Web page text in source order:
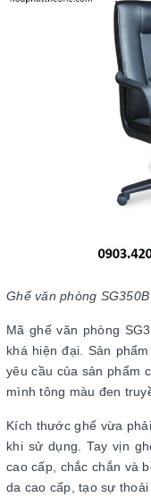
Ghế văn phòng SG350B
Mã ghế văn phòng
khá hiện đại. Sản
yêu cầu của sản phẩm
mình tông màu đen
Kích thước ghế vừa
khi sử dụng. Tay vịn
cao cấp, chắc chắn và
da cao cấp, tạo sự thoải